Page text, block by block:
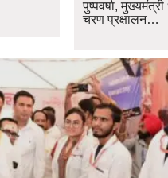
पुष्पवर्षा,
चरण प्रक्षालन…